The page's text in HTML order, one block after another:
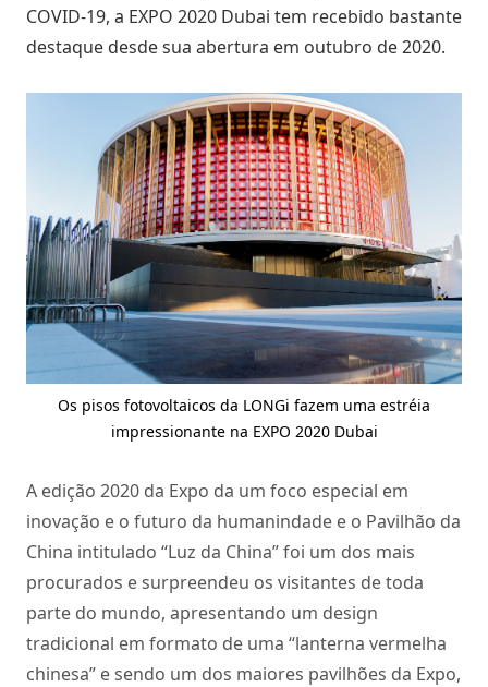
COVID-19, a EXPO 2020 Dubai tem recebido bastante
destaque desde sua abertura em outubro de 2020.
Os pisos fotovoltaicos da LONGi fazem uma estréia
impressionante na EXPO 2020 Dubai
A edição 2020 da Expo da um foco especial em
inovação e o futuro da humanindade e o Pavilhão da
China intitulado “Luz da China” foi um dos mais
procurados e surpreendeu os visitantes de toda
parte do mundo, apresentando um design
tradicional em formato de uma “lanterna vermelha
chinesa” e sendo um dos maiores pavilhões da Expo,